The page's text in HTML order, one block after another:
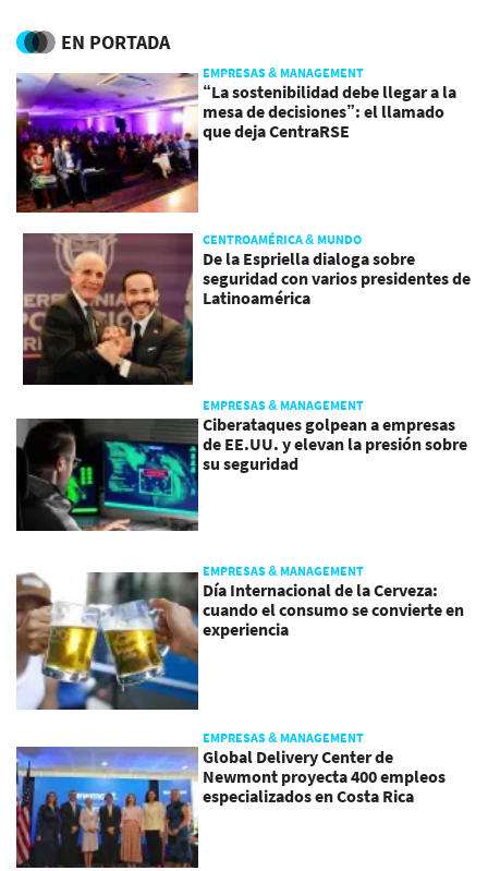
EN PORTADA
EMPRESAS & MANAGEMENT
“La sostenibilidad debe llegar a la
mesa de decisiones”: el llamado
que deja CentraRSE
CENTROAMÉRICA & MUNDO
De la Espriella dialoga sobre
seguridad con varios presidentes de
Latinoamérica
EMPRESAS & MANAGEMENT
Ciberataques golpean a empresas
de EE.UU. y elevan la presión sobre
su seguridad
EMPRESAS & MANAGEMENT
Día Internacional de la Cerveza:
cuando el consumo se convierte en
experiencia
EMPRESAS & MANAGEMENT
Global Delivery Center de
Newmont proyecta 400 empleos
especializados en Costa Rica